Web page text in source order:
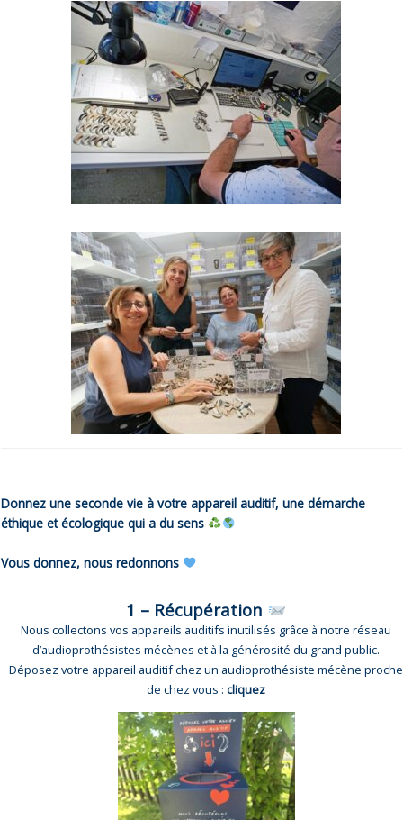
Donnez une seconde vie à votre appareil auditif, une démarche
éthique et écologique qui a du sens
Vous donnez, nous redonnons
1 – Récupération
Nous collectons vos appareils auditifs inutilisés grâce à notre réseau
d’audioprothésistes mécènes et à la générosité du grand public.
Déposez votre appareil auditif chez un audioprothésiste mécène proche
de chez vous : cliquez